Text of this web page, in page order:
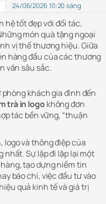
24/06/2026 10:20 sáng
hệ tốt đẹp với đối tác,
món quà tặng ngoại
vị thế thương hiệu. Giữa
hàng đầu của các thương
văn sâu sắc.
khách gia đình đến
trà in logokhông đơn
tác bền vững, “thuận
logo và thông điệp của
Sự lặp đi lặp lại một
tạo dựng niềm tin
báo chí, việc đầu tư vào
quả kinh tế và giá trị